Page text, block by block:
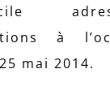
à
mai 2014.